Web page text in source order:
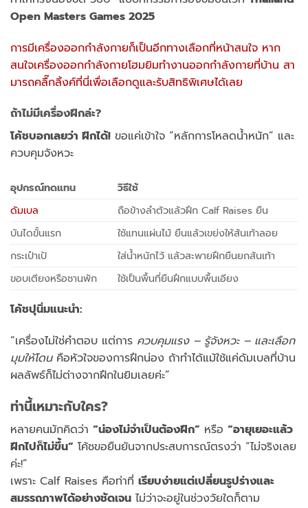
Open Masters Games 2025
การมีเครื่องออกกำลังกายก็เป็นอีกทางเลือกที่หน้าสนใจ หาก
สนใจเครื่องออกกำลังกายโฮมยิมทำงานออกกำลังกายที่บ้าน สา
มารถคลื๊กลิ้งค์ที่นี่เพื่อเลือกดูและรับสิทธิพิเศษได้เลย
ถ้าไม่มีเครื่องฝึกล่ะ?
โค้ชบอกเลยว่า ฝึกได้! ขอแค่เข้าใจ “หลักการโหลดน้ำหนัก” และ
ควบคุมจังหวะ
อุปกรณ์ทดแทน
วิธีใช้
ดัมเบล
ถือข้างลำตัวแล้วฝึก Calf Raises ยืน
บันไดขั้นแรก
ใช้แทนแผ่นไม้ ยืนแล้วเขย่งให้ส้นเท้าลอย
กระเป๋าเป้
ใส่น้ำหนักไว้ แล้วสะพายฝึกยืนยกส้นเท้า
ขอบเตียงหรือชานพัก
ใช้เป็นพื้นที่ยืนฝึกแบบพื้นเอียง
โค้ชปุนิ่มแนะนำ:
“เครื่องไม่ใช่คำตอบ แต่การ ควบคุมแรง – รู้จังหวะ – และเลือก
มุมให้โดนคือหัวใจของการฝึกน่อง ถ้าทำได้แม้ใช้แค่ดัมเบลที่บ้าน
ผลลัพธ์ก็ไม่ต่างจากฝึกในยิมเลยค่ะ”
ท่านี้เหมาะกับใคร?
หลายคนมักคิดว่า “น่องไม่จำเป็นต้องฝึก” หรือ “อายุเยอะแล้ว
ฝึกไปก็ไม่ขึ้น” โค้ชขอยืนยันจากประสบการณ์ตรงว่า “ไม่จริงเลย
ค่ะ!”
เพราะ Calf Raises คือท่าที่ เรียบง่ายแต่เปลี่ยนรูปร่างและ
สมรรถภาพได้อย่างชัดเจน ไม่ว่าจะอยู่ในช่วงวัยใดก็ตาม